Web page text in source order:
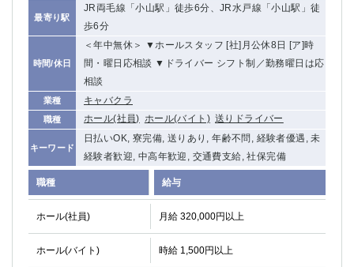
最寄り駅
JR両毛線「小山駅」徒歩6分、JR水戸線「小山駅」徒
歩6分
時間/休日
＜年中無休＞ ▼ホールスタッフ [社]月公休8日 [ア]時
間・曜日応相談 ▼ドライバー シフト制／勤務曜日は応
相談
業種 キャバクラ
職種 ホール(社員) ホール(バイト) 送りドライバー
キーワード
日払いOK, 寮完備, 送りあり, 年齢不問, 経験者優遇, 未
経験者歓迎, 中高年歓迎, 交通費支給, 社保完備
職種 給与
ホール(社員) 月給 320,000円以上
ホール(バイト) 時給 1,500円以上
神奈川県
関内
藤沢
武蔵小杉
橋本
横浜・桜木町
関内・馬車道・日ノ出町 武蔵新城
茅ヶ崎
戸塚
たまプラーザ
大船
相模原
厚木
横須賀
桜木町